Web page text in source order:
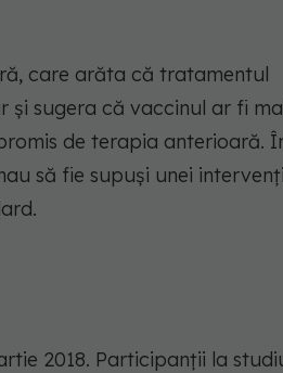
care arăta că tratamentul
și sugera că vaccinul ar fi
de terapia anterioară.
să fie supuși unei
2018. Participanții la